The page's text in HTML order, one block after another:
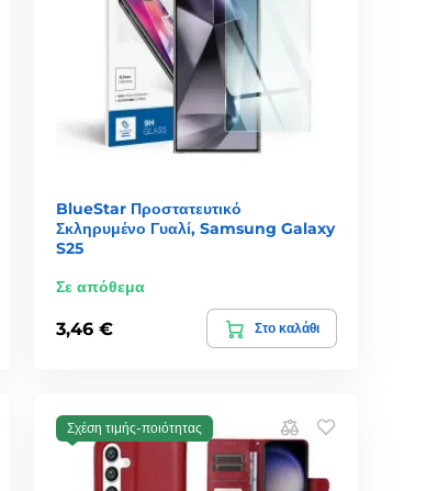
BlueStar Προστατευτικό
Σκληρυμένο Γυαλί, Samsung Galaxy
S25
Σε απόθεμα
3,46 € Στο καλάθι
Σχέση τιμής-ποιότητας